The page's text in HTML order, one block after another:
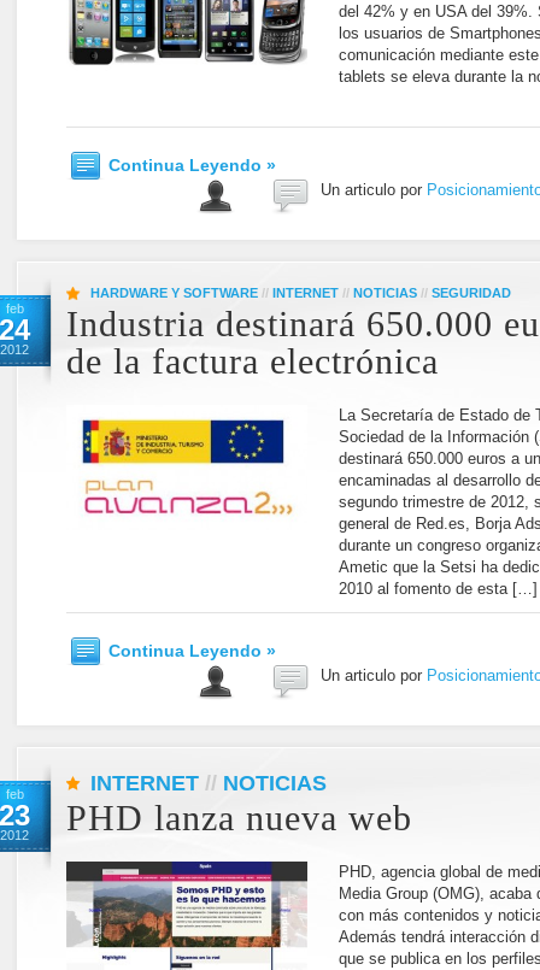
del 42% y en USA del
los usuarios de
comunicación mediante
tablets se eleva durante la
Continua Leyendo »
Un articulo por
feb
24
2012
HARDWARE Y SOFTWARE // INTERNET // NOTICIAS // SEGURIDAD
Industria destinará 650.000
de la factura electrónica
La Secretaría de Estado de
Sociedad de la Información
destinará 650.000 euros a
encaminadas al desarrollo
segundo trimestre de 2012,
general de Red.es, Borja
durante un congreso
Ametic que la Setsi ha
2010 al fomento de esta […]
Continua Leyendo »
Un articulo por
feb
23
2012
INTERNET // NOTICIAS
PHD lanza nueva web
PHD, agencia global de
Media Group (OMG),
con más contenidos y
Además tendrá interacción
que se publica en los